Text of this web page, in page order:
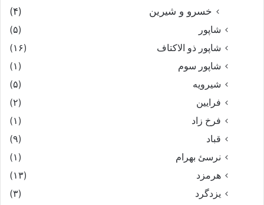
خسرو و شیرین (۴)
شاپور
(۵)
شاپور ذو الاکتاف
(۱۶)
شاپور سوم‏
(۱)
شیرویه
(۵)
فرایین
(۲)
فرخ زاد
(۱)
قباد
(۹)
نرسئ بهرام‏
(۱)
هرمزد
(۱۳)
یزدگرد
(۳)